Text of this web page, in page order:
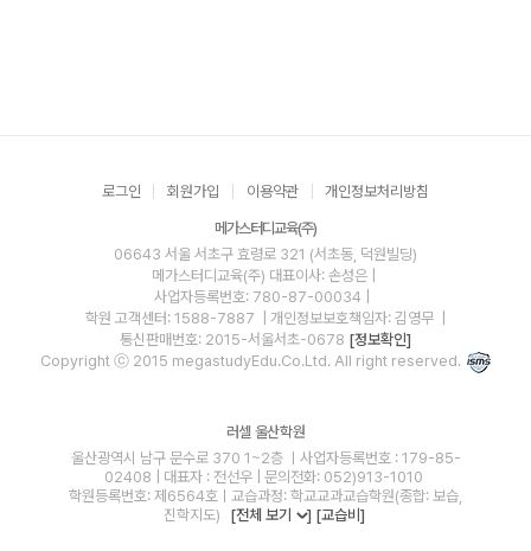
로그인 회원가입 이용약관 개인정보처리방침
메가스터디교육(주)
06643 서울 서초구 효령로 321 (서초동, 덕원빌딩)
메가스터디교육(주) 대표이사: 손성은 |
사업자등록번호: 780-87-00034
학원 고객센터: 1588-7887
| 개인정보보호책임자: 김영무
통신판매번호: 2015-서울서초-0678 [정보확인]
Copyright ⓒ 2015 megastudyEdu.Co.Ltd. All right reserved.
러셀 울산학원
울산광역시 남구 문수로 370 1~2층 ㅣ사업자등록번호 : 179-85-
02408 | 대표자 : 전선우 | 문의전화: 052)913-1010
학원등록번호: 제6564호ㅣ교습과정: 학교교과교습학원(종합: 보습,
진학지도)
[전체 보기 ] [교습비]